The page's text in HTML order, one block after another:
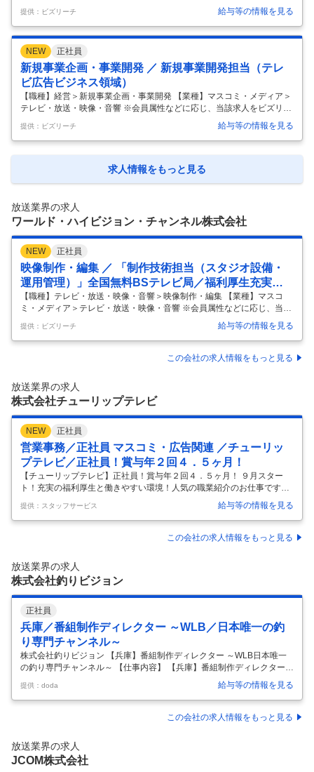
た際に内容が異なる場合があります 【業務内容】 ●TBS番組（バラエテ
ィ・ドラマ）の海外フォーマット営業 ●海外パートナーとのグローバル
向けコンテンツおよびビジネスの共同開発 ●上記ビジネスのプロジェク
トマネジメント 【応募者へのメッセージ】 TBSグループは、東京、ロサ
ンゼルス、ソウルの三拠点で連携し、グローバル向けIPの開発と展開を
加速しております。これまでも、「SASUKE/Ninja Warrior」や「Takes
hi’s Castle」に代表される番組フ
提供：ビズリーチ 給与等の情報を見る
NEW 正社員
新規事業企画・事業開発 ／ 新規事業開発担当（テレ
ビ広告ビジネス領域）
【職種】経営＞新規事業企画・事業開発 【業種】マスコミ・メディア＞
テレビ・放送・映像・音響 ※会員属性などに応じ、当該求人をビズリー
チ上で閲覧された際に内容が異なる場合があります 【仕事内容】 ・アド
リーチマックスプロジェクトおよびセールスの推進 ・アドレサブルTV領
域の戦略構築・事業推進 ・リテールメディア領域での戦略構築・事業推
進 ・視聴データの営業利活用の戦略構築・事業推進 ・AIのメディアプラ
ンニング利活用の研究 ・海外放送局の取り組み研究・日本へのローカラ
提供：ビズリーチ 給与等の情報を見る
求人情報をもっと見る
放送業界の求人
ワールド・ハイビジョン・チャンネル株式会社
NEW 正社員
映像制作・編集 ／ 「制作技術担当（スタジオ設備・
運用管理）」全国無料BSテレビ局／福利厚生充実／
安定経営基盤
【職種】テレビ・放送・映像・音響＞映像制作・編集 【業種】マスコ
ミ・メディア＞テレビ・放送・映像・音響 ※会員属性などに応じ、当該
求人をビズリーチ上で閲覧された際に内容が異なる場合があります ■仕
事の内容 制作技術担当（スタジオ設備・運用管理） ■具体的職務 BS12
のスタジオ・受けサブ等を中心とした制作設備・運用管理業務を担当い
ただきます。 実際のVE・カメラマン・スイッチャー等のオペレーショ
連設備の運用管理、スタジオ利用申請に基づく各種手配、外部貸出調
整。 ・中継業務の技術設計やベンダー手配。 ・業務委託先との窓口対
応、社内…
提供：ビズリーチ 給与等の情報を見る
この会社の求人情報をもっと見る
放送業界の求人
株式会社チューリップテレビ
NEW 正社員
営業事務／正社員 マスコミ・広告関連 ／チューリッ
プテレビ／正社員！賞与年２回４．５ヶ月！
【チューリップテレビ】正社員！賞与年２回４．５ヶ月！ ９月スター
ト！充実の福利厚生と働きやすい環境！人気の職業紹介のお仕事です！
【正社員で就業開始】 テレビＣＭ受注データの入力・集約｜ＣＭ放送枠
の割り当て・進行管理｜ＣＭ料金の算出・管理｜営業担当からの問い合
わせ対応・支援などをお願いします。 ◆正社員として直雇用です。 【お
仕事のポイント】駅スグ！徒歩３分の立地！交通費全額支給あり♪ 朝が
組める環境です！ 【職種】営業事務 【業種】マスコミ・広告関連 【必
要スキル】 【大学卒以上】 ◆２年以上の社会人経験（ビジネスマナー経
験）が…
提供：スタッフサービス 給与等の情報を見る
この会社の求人情報をもっと見る
放送業界の求人
株式会社釣りビジョン
正社員
兵庫／番組制作ディレクター ～WLB／日本唯一の釣
り専門チャンネル～
株式会社釣りビジョン 【兵庫】番組制作ディレクター ～WLB日本唯一
の釣り専門チャンネル～ 【仕事内容】 【兵庫】番組制作ディレクター
～WLB日本唯一の釣り専門チャンネル～ 【具体的な仕事内容】 【釣り
専門番組『釣りビジョン』の制作ディレクター！/完全週休2日制/残業25
H/年休123日/有給消化率70％越え/日本で唯一の釣り専門チャンネル”釣
りビジョン”を放送する企業】 『釣りビジョン』『BS釣りビジョン』の
VOD』の企画・制作・提供をお任せします。 ■業務内容 （仕込み） ロケ
の行程設計、撮影機材選定、施設・設備の予約、コン
提供：doda 給与等の情報を見る
この会社の求人情報をもっと見る
放送業界の求人
JCOM株式会社